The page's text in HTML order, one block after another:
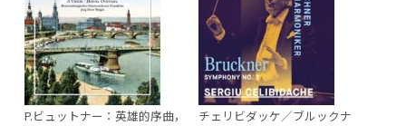
P.ビュットナー：英雄的序曲，
チェリビダッケ／ブルックナ